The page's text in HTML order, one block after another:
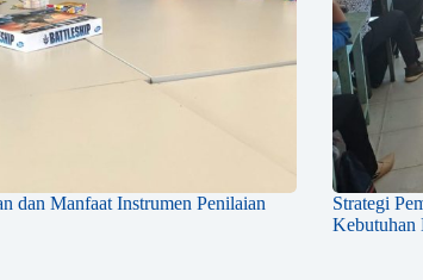
dan Manfaat Instrumen Penilaian
Strategi
Kebutuhan